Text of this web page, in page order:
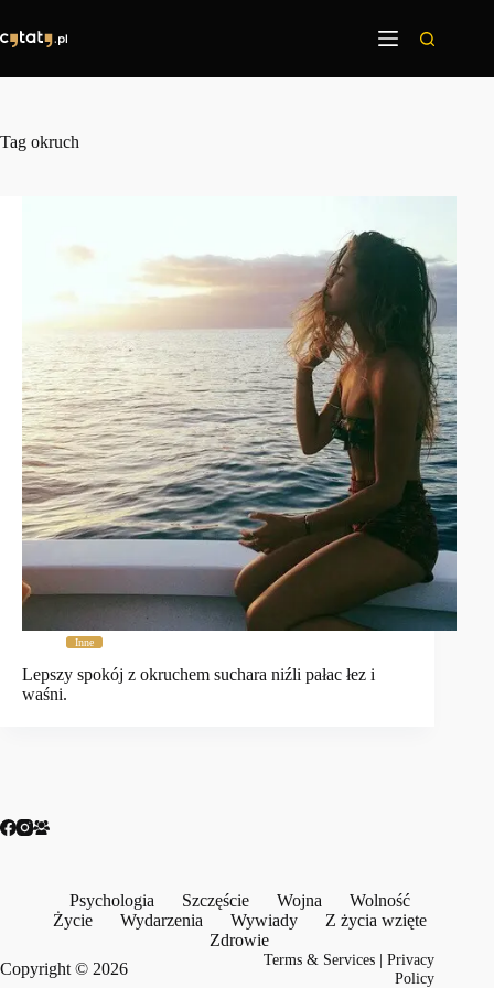
treści
Tag okruch
Inne
Lepszy spokój z okruchem suchara niźli pałac łez i
waśni.
Psychologia Szczęście Wojna
Wolność
Życie
Wydarzenia Wywiady
Z życia wzięte
Zdrowie
Copyright © 2026
Terms & Services |Privacy
Policy